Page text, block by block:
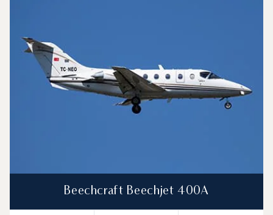
Autonomía (NM)
Beechcraft Beechjet 400A